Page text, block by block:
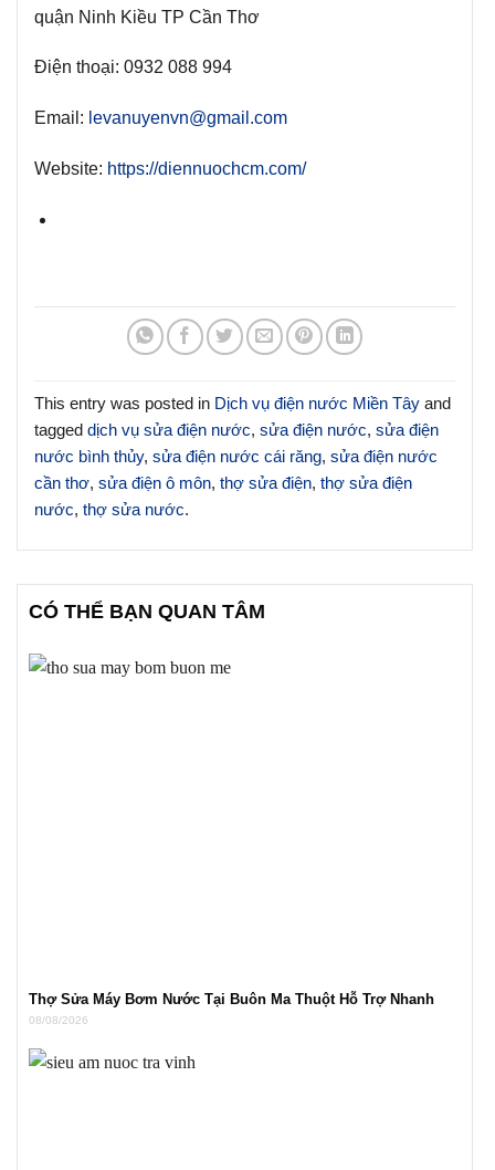
quận Ninh Kiều TP Cần Thơ
Điện thoại: 0932 088 994
Email : levanuyenvn@gmail.com
Website: https://diennuochcm.com/
This entry was posted in Dịch vụ điện nước Miền Tây and
tagged dịch vụ sửa điện nước, sửa điện nước, sửa điện
nước bình thủy, sửa điện nước cái răng, sửa điện nước
cần thơ, sửa điện ô môn, thợ sửa điện, thợ sửa điện
nước, thợ sửa nước.
CÓ THỂ BẠN QUAN TÂM
Thợ Sửa Máy Bơm Nước Tại Buôn Ma Thuột Hỗ Trợ Nhanh
08/08/2026